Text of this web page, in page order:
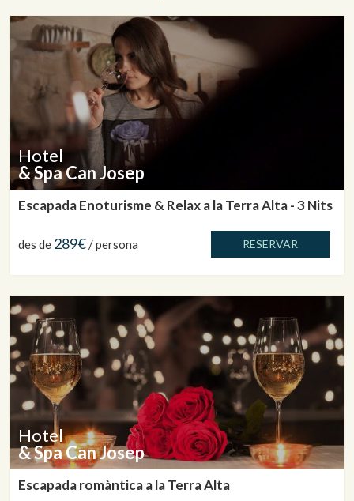
Hotel
& Spa Can Josep
Escapada Enoturisme & Relax a la Terra Alta - 3 Nits
des de 289€/ persona RESERVAR
Hotel
& Spa Can Josep
Escapada romàntica a la Terra Alta